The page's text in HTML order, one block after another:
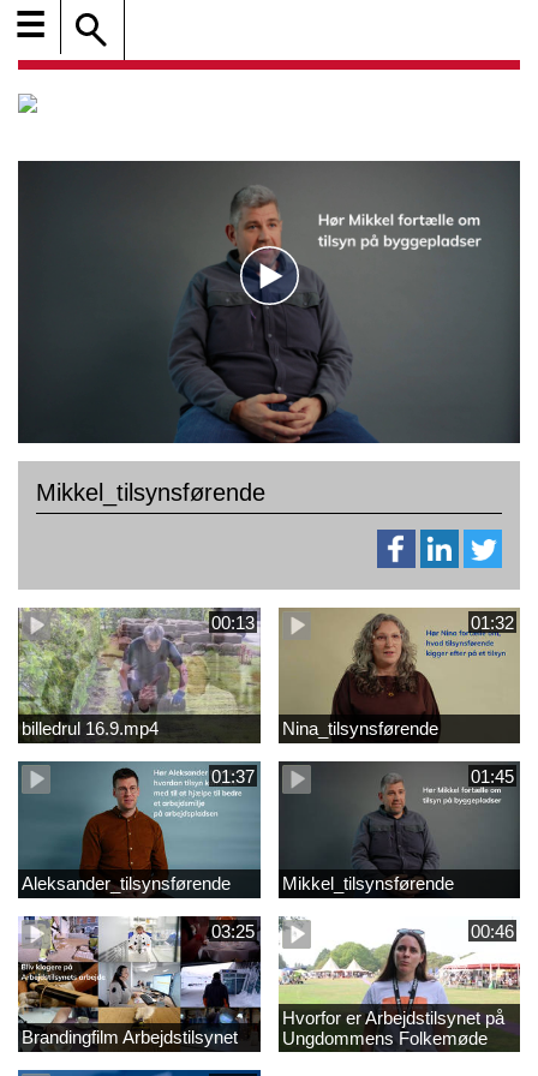
☰
Mikkel_tilsynsførende
00:13
billedrul 16.9.mp4
01:32
Nina_tilsynsførende
01:37
Aleksander_tilsynsførende
01:45
Mikkel_tilsynsførende
03:25
Brandingfilm Arbejdstilsynet
00:46
Hvorfor er Arbejdstilsynet på
Ungdommens Folkemøde